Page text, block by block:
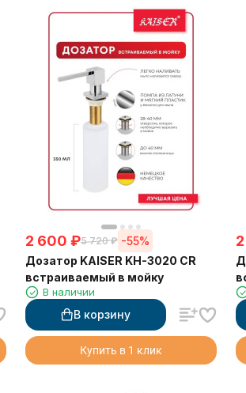
2 600 ₽5 720 ₽ -55%
Дозатор KAISER KH-3020 CR
встраиваемый в мойку
В наличии
В корзину
Купить в 1 клик